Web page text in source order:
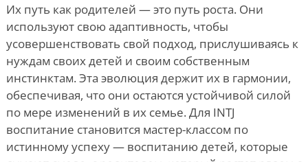
Их путь как родителей — это путь роста. Они
используют свою адаптивность, чтобы
усовершенствовать свой подход, прислушиваясь к
нуждам своих детей и своим собственным
инстинктам. Эта эволюция держит их в гармонии,
обеспечивая, что они остаются устойчивой силой
по мере изменений в их семье. Для INTJ
воспитание становится мастер-классом по
истинному успеху — воспитанию детей, которые